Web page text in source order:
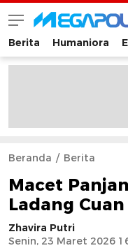
Megapolitan.co
Menyajikan
Berita Humaniora
Beranda Berita
Macet
Ladang
Zhavira Putri
Senin, 23 Maret 2026